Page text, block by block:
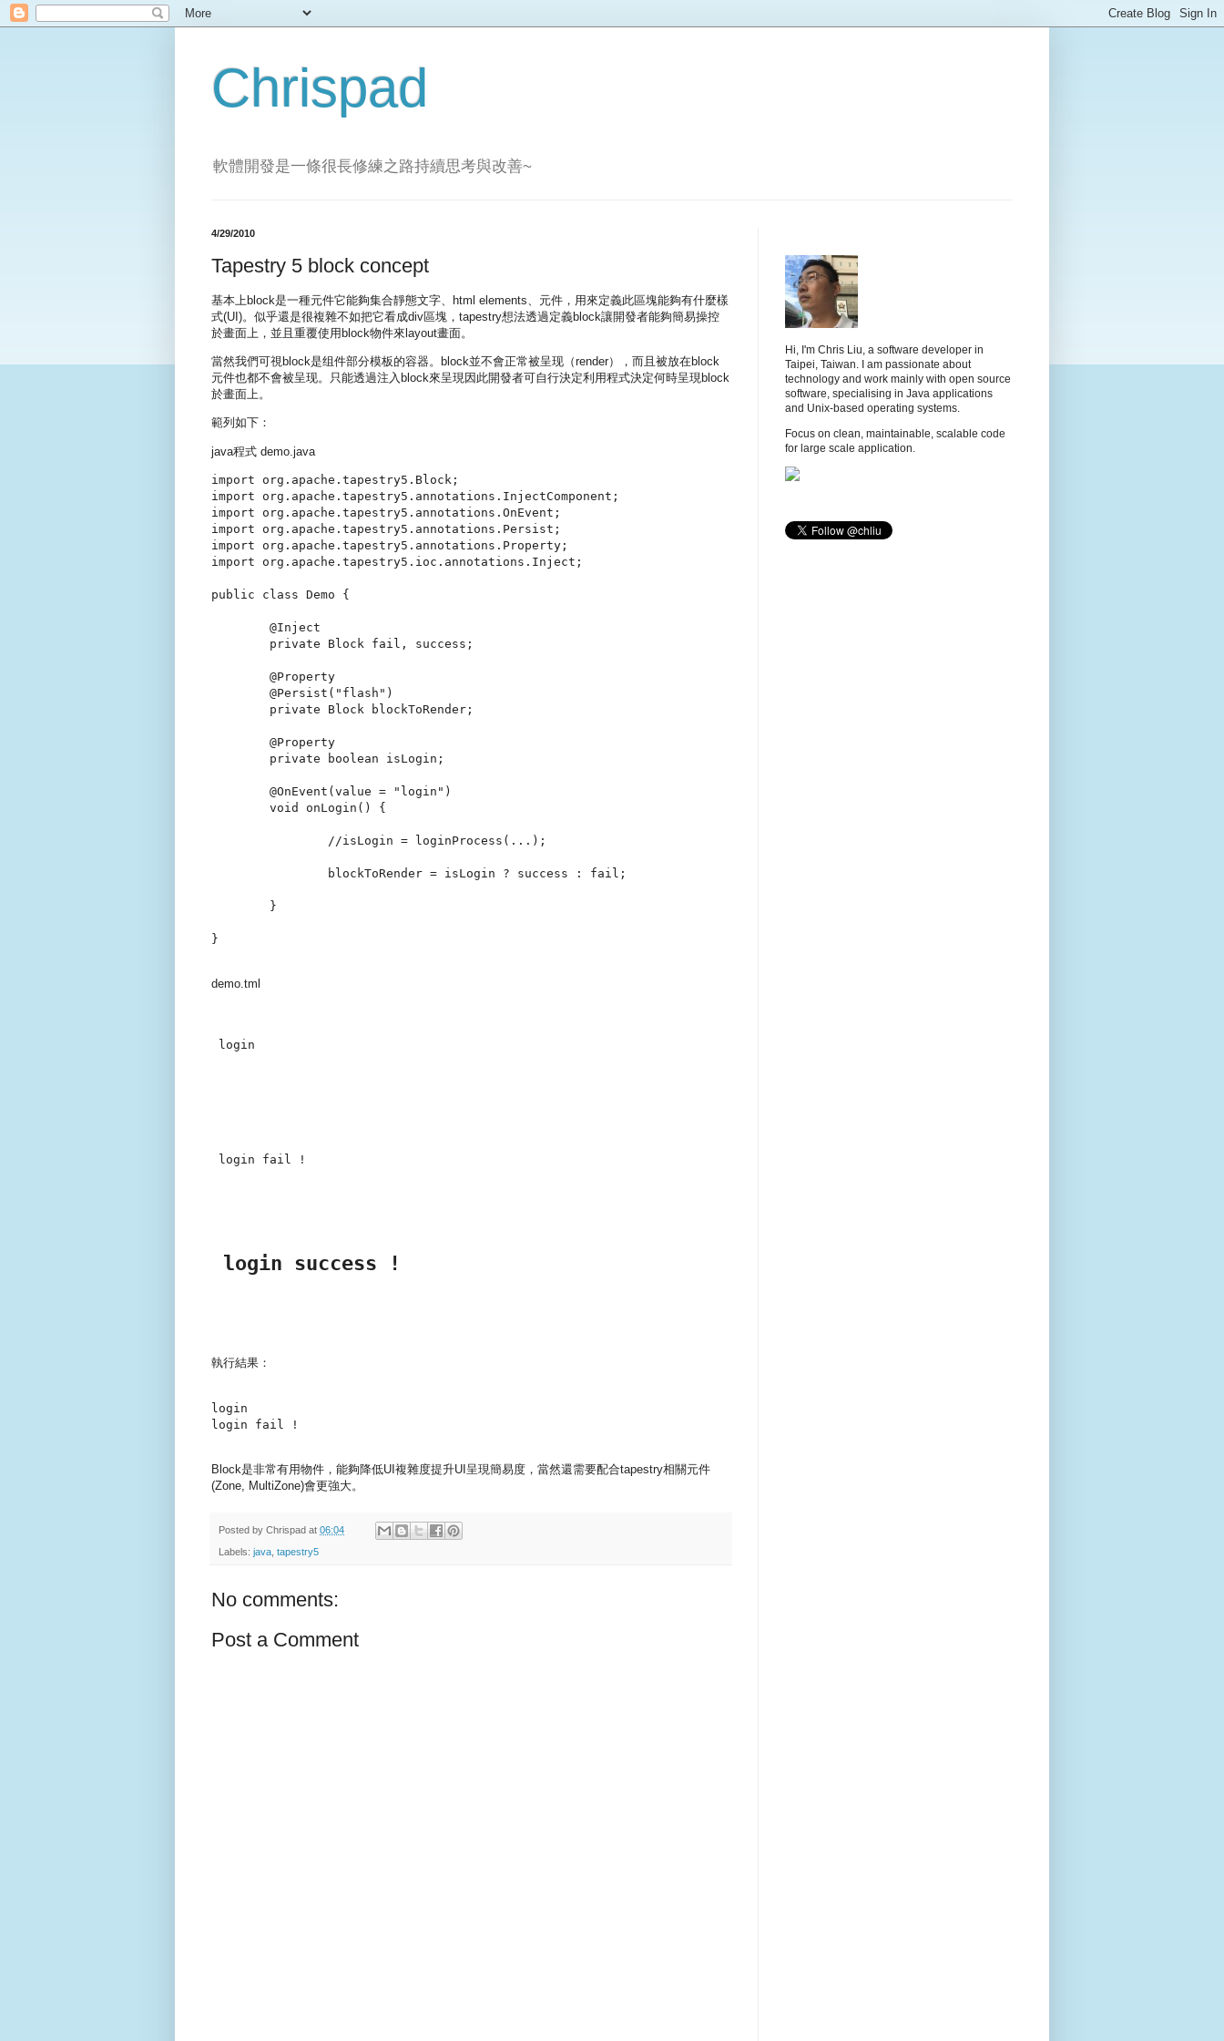
Chrispad
軟體開發是一條很長修練之路持續思考與改善~
4/29/2010
Tapestry 5 block concept
基本上block是一種元件它能夠集合靜態文字、html elements、元件，用來定義此區塊能夠有什麼樣
式(UI)。似乎還是很複雜不如把它看成div區塊，tapestry想法透過定義block讓開發者能夠簡易操控
於畫面上，並且重覆使用block物件來layout畫面。
當然我們可視block是组件部分模板的容器。block並不會正常被呈现（render），而且被放在block
元件也都不會被呈现。只能透過注入block來呈現因此開發者可自行決定利用程式決定何時呈現block
於畫面上。
範列如下：
java程式 demo.java
import org.apache.tapestry5.Block;
import org.apache.tapestry5.annotations.InjectComponent;
import org.apache.tapestry5.annotations.OnEvent;
import org.apache.tapestry5.annotations.Persist;
import org.apache.tapestry5.annotations.Property;
import org.apache.tapestry5.ioc.annotations.Inject;
public class Demo {
}
demo.tml
login
login fail !
login success !
執行結果：
login
login fail !
Block是非常有用物件，能夠降低UI複雜度提升UI呈現簡易度，當然還需要配合tapestry相關元件
(Zone, MultiZone)會更強大。
Posted by Chrispad at 06:04
Labels: java tapestry5
No comments:
Post a Comment
Hi, I'm Chris Liu, a software developer in
Taipei, Taiwan. I am passionate about
technology and work mainly with open source
software, specialising in Java applications
and Unix-based operating systems.
Focus on clean, maintainable, scalable code
for large scale application.